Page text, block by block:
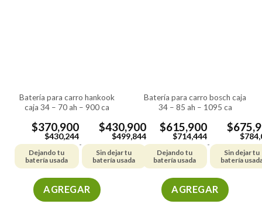
batería para carro hankook
caja 34 – 70 ah – 900 ca
$370,900
$430,244
Dejando tu
batería usada
-
$430,900
$499,844
Sin dejar tu
batería usada
AGREGAR
batería para carro bosch caja
34 – 85 ah – 1095 ca
$615,900
$714,444
Dejando tu
batería usada
-
$
$
Sin dejar tu
batería
AGREGAR